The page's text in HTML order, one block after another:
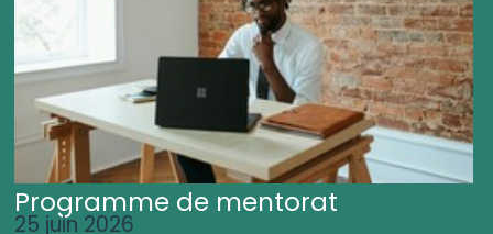
Programme de mentorat
25 juin 2026